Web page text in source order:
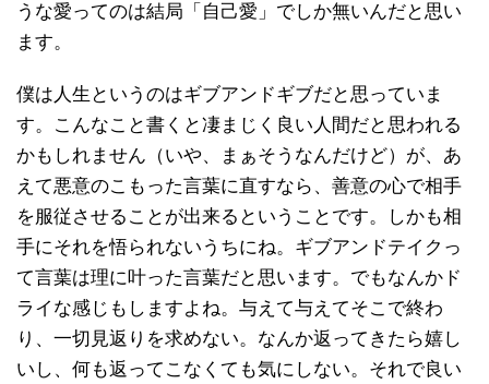
うな愛ってのは結局「自己愛」でしか無いんだと思い
ます。
僕は人生というのはギブアンドギブだと思っていま
す。こんなこと書くと凄まじく良い人間だと思われる
かもしれません（いや、まぁそうなんだけど）が、あ
えて悪意のこもった言葉に直すなら、善意の心で相手
を服従させることが出来るということです。しかも相
手にそれを悟られないうちにね。ギブアンドテイクっ
て言葉は理に叶った言葉だと思います。でもなんかド
ライな感じもしますよね。与えて与えてそこで終わ
り、一切見返りを求めない。なんか返ってきたら嬉し
いし、何も返ってこなくても気にしない。それで良い